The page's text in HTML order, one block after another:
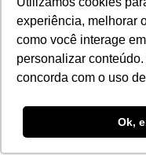
experiência, melhorar
como você interage
personalizar
concorda com o uso
Ok,
Acesse
nosso